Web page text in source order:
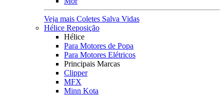
Veja mais Coletes Salva Vidas
Hélice Reposição
Hélice
Para Motores de Popa
Para Motores Elétricos
Principais Marcas
Clipper
MFX
Minn Kota